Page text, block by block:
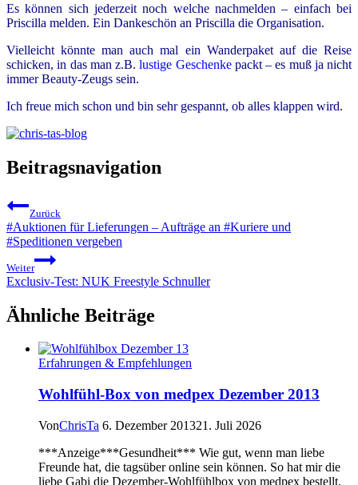
Es können sich jederzeit noch welche nachmelden – einfach bei
Priscilla melden. Ein Dankeschön an Priscilla die Organisation.
Vielleicht könnte man auch mal ein Wanderpaket auf die Reise
schicken, in das man z.B.lustige Geschenkepackt – es muß ja nicht
immer Beauty-Zeugs sein.
Ich freue mich schon und bin sehr gespannt, ob alles klappen wird.
Beitragsnavigation
Zurück
#Auktionen für Lieferungen – Aufträge an #Kuriere und
#Speditionen vergeben
Weiter
Exclusiv-Test: NUK Freestyle Schnuller
Ähnliche Beiträge
Erfahrungen & Empfehlungen
Wohlfühl-Box von medpex Dezember 2013
VonChrisTa 6. Dezember 201321. Juli 2026
***Anzeige***Gesundheit*** Wie gut, wenn man liebe
Freunde hat, die tagsüber online sein können. So hat mir die
liebe Gabi die Dezember-Wohlfühlbox von medpex bestellt.